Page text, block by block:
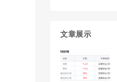
文章展示